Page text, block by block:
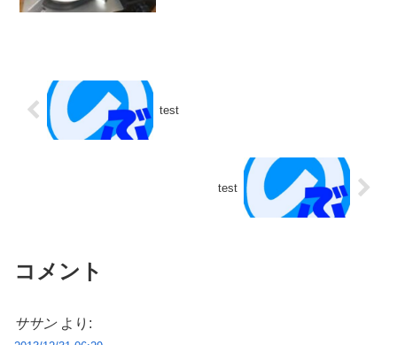
test
test
コメント
ササン より: